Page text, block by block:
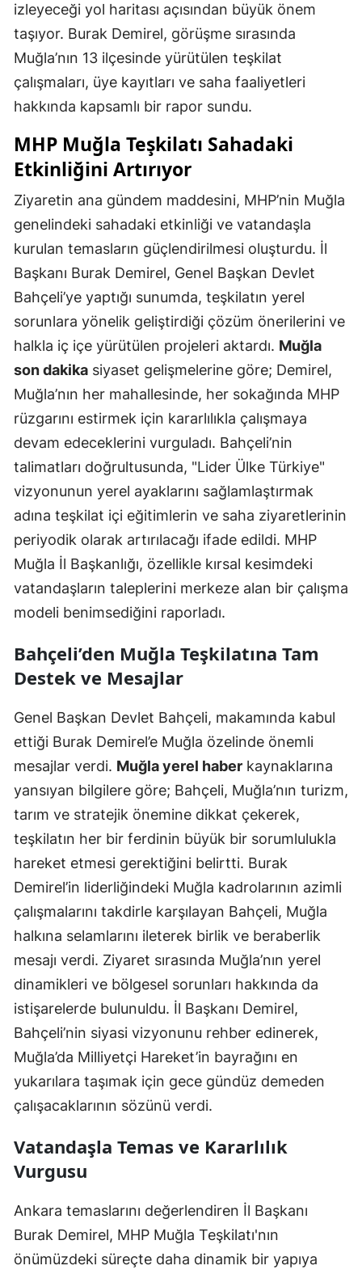
izleyeceği yol haritası açısından büyük önem
taşıyor. Burak Demirel, görüşme sırasında
Muğla’nın 13 ilçesinde yürütülen teşkilat
çalışmaları, üye kayıtları ve saha faaliyetleri
hakkında kapsamlı bir rapor sundu.
MHP Muğla Teşkilatı Sahadaki
Etkinliğini Artırıyor
Ziyaretin ana gündem maddesini, MHP’nin Muğla
genelindeki sahadaki etkinliği ve vatandaşla
kurulan temasların güçlendirilmesi oluşturdu. İl
Başkanı Burak Demirel, Genel Başkan Devlet
Bahçeli’ye yaptığı sunumda, teşkilatın yerel
sorunlara yönelik geliştirdiği çözüm önerilerini ve
halkla iç içe yürütülen projeleri aktardı. Muğla
son dakika siyaset gelişmelerine göre; Demirel,
Muğla’nın her mahallesinde, her sokağında MHP
rüzgarını estirmek için kararlılıkla çalışmaya
devam edeceklerini vurguladı. Bahçeli’nin
talimatları doğrultusunda, "Lider Ülke Türkiye"
vizyonunun yerel ayaklarını sağlamlaştırmak
adına teşkilat içi eğitimlerin ve saha ziyaretlerinin
periyodik olarak artırılacağı ifade edildi. MHP
Muğla İl Başkanlığı, özellikle kırsal kesimdeki
vatandaşların taleplerini merkeze alan bir çalışma
modeli benimsediğini raporladı.
Bahçeli’den Muğla Teşkilatına Tam
Destek ve Mesajlar
Genel Başkan Devlet Bahçeli, makamında kabul
ettiği Burak Demirel’e Muğla özelinde önemli
mesajlar verdi. Muğla yerel haber kaynaklarına
yansıyan bilgilere göre; Bahçeli, Muğla’nın turizm,
tarım ve stratejik önemine dikkat çekerek,
teşkilatın her bir ferdinin büyük bir sorumlulukla
hareket etmesi gerektiğini belirtti. Burak
Demirel’in liderliğindeki Muğla kadrolarının azimli
çalışmalarını takdirle karşılayan Bahçeli, Muğla
halkına selamlarını ileterek birlik ve beraberlik
mesajı verdi. Ziyaret sırasında Muğla’nın yerel
dinamikleri ve bölgesel sorunları hakkında da
istişarelerde bulunuldu. İl Başkanı Demirel,
Bahçeli’nin siyasi vizyonunu rehber edinerek,
Muğla’da Milliyetçi Hareket’in bayrağını en
yukarılara taşımak için gece gündüz demeden
çalışacaklarının sözünü verdi.
Vatandaşla Temas ve Kararlılık
Vurgusu
Ankara temaslarını değerlendiren İl Başkanı
Burak Demirel, MHP Muğla Teşkilatı'nın
önümüzdeki süreçte daha dinamik bir yapıya